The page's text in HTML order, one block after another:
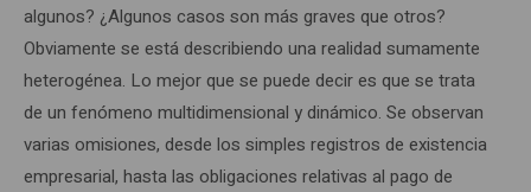
algunos? ¿Algunos casos son más graves que otros?
Obviamente se está describiendo una realidad sumamente
heterogénea. Lo mejor que se puede decir es que se trata
de un fenómeno multidimensional y dinámico. Se observan
varias omisiones, desde los simples registros de existencia
empresarial, hasta las obligaciones relativas al pago de